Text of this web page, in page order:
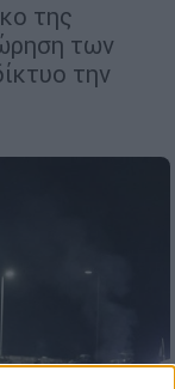
της
των
την